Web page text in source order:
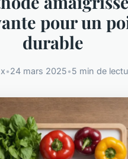
pour un
durable
•24 mars 2025•5 min de